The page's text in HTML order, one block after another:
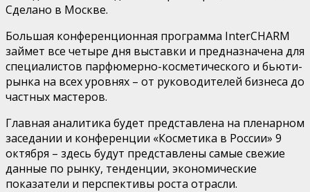
Сделано в Москве.
Большая конференционная программа InterCHARM
займет все четыре дня выставки и предназначена для
специалистов парфюмерно-косметического и бьюти-
рынка на всех уровнях – от руководителей бизнеса до
частных мастеров.
Главная аналитика будет представлена на пленарном
заседании и конференции «Косметика в России» 9
октября – здесь будут представлены самые свежие
данные по рынку, тенденции, экономические
показатели и перспективы роста отрасли.